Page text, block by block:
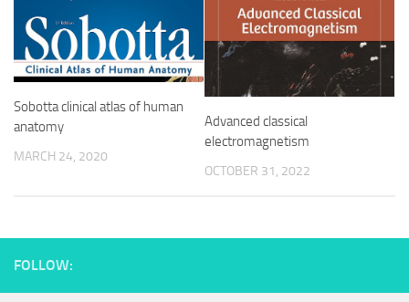
Sobotta clinical atlas of human
anatomy
MARCH 24, 2020
Advanced classical
electromagnetism
OCTOBER 31, 2022
FOLLOW: